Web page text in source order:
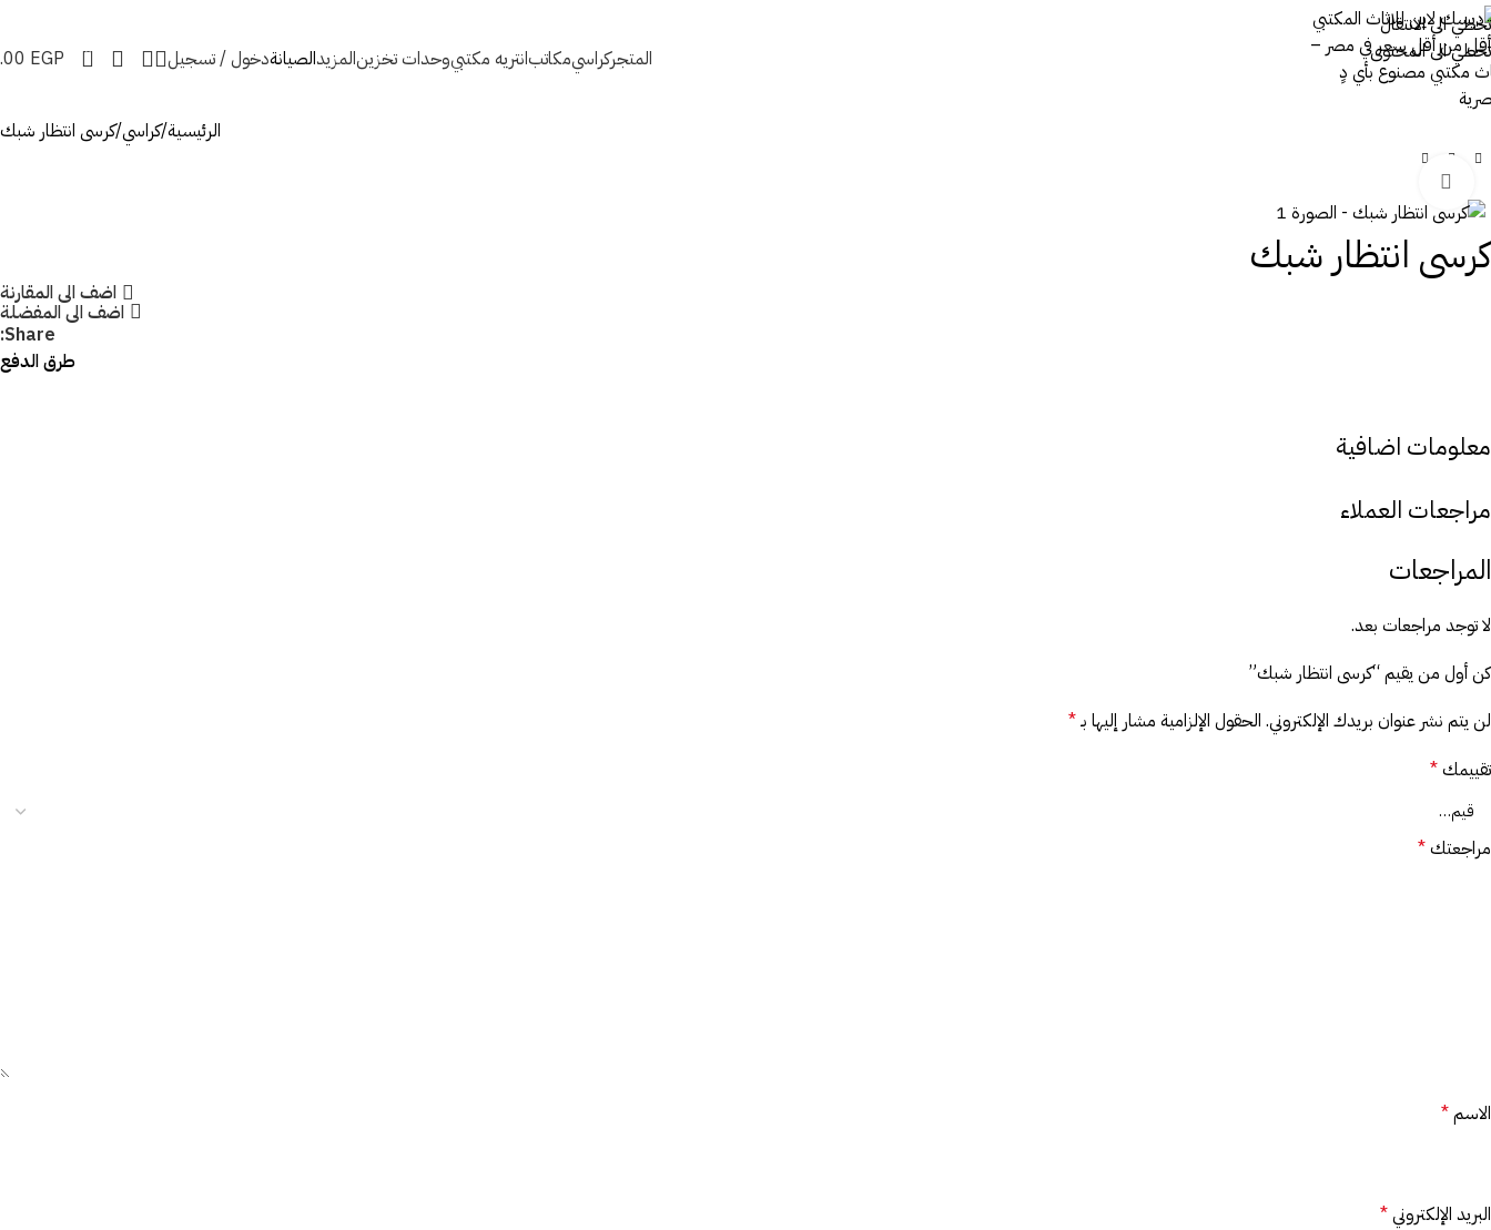
تخطي الى الانتقال
تخطي الى المحتوى
المتجركراسيمكاتبانتريه مكتبيوحدات تخزينالمزيدالصيانةدخول / تسجيل 0
EGP
الرئيسية كراسي كرسى انتظار شبك
كرسى انتظار شبك
اضف الى المقارنة
اضف الى المفضلة
Share:
طرق الدفع
معلومات اضافية
مراجعات العملاء
المراجعات
لا توجد مراجعات بعد.
كن أول من يقيم “كرسى انتظار شبك”
لن يتم نشر عنوان بريدك الإلكتروني. الحقول الإلزامية مشار إليها بـ*
تقييمك*
مراجعتك*
الاسم*
البريد الإلكتروني*